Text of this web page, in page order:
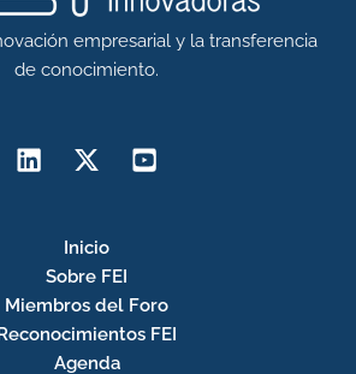
empresarial y la transferencia
de conocimiento.
Inicio
Sobre FEI
Miembros del Foro
FEI
Agenda